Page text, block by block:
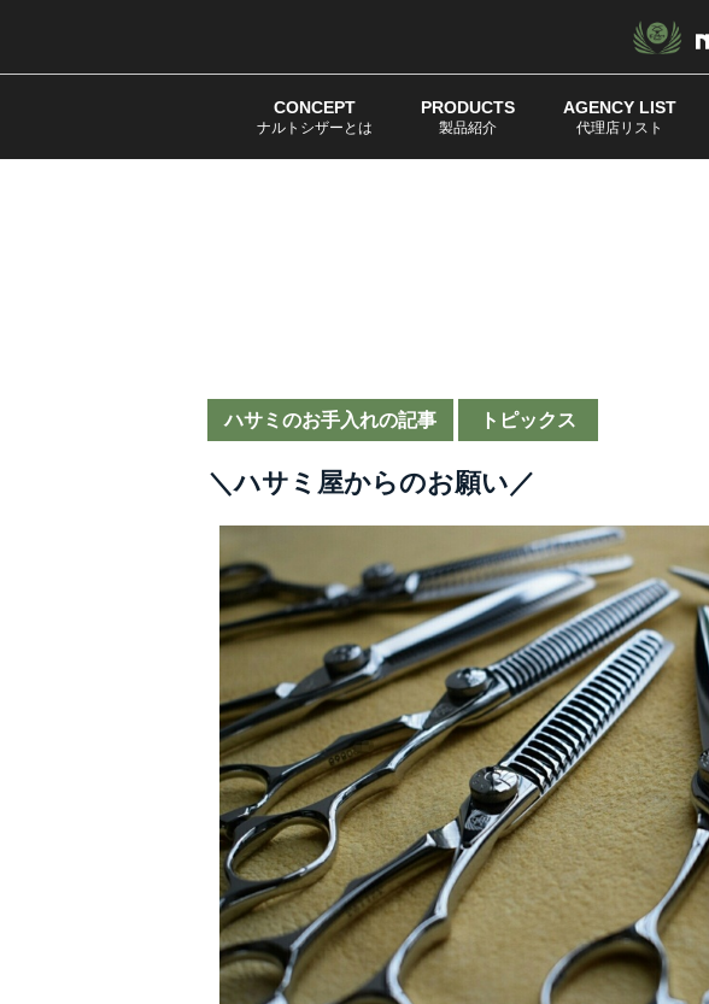
CONCEPT
ナルトシザーとは
PRODUCTS
製品紹介
AGENCY LIST
代理店リスト
ハサミのお手入れの記事 トピックス
＼ハサミ屋からのお願い／